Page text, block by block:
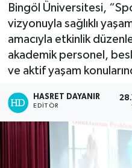
Bingöl Üniversitesi,
vizyonuyla sağlıklı
amacıyla etkinlik
akademik personel,
ve aktif yaşam
HASRET DAYANIR
EDITÖR
GENÇ
GÜNDEM
KARLIOVA
KİĞI
MERKEZ
Tüm Manşetler
Son Dakika Haberleri
Haber Arşivi